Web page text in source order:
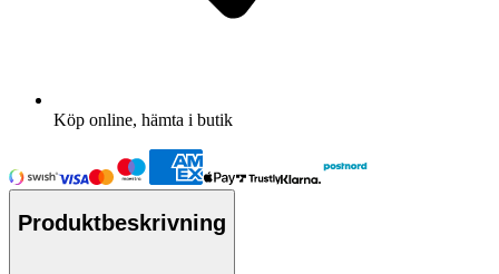
Köp online, hämta i butik
Produktbeskrivning